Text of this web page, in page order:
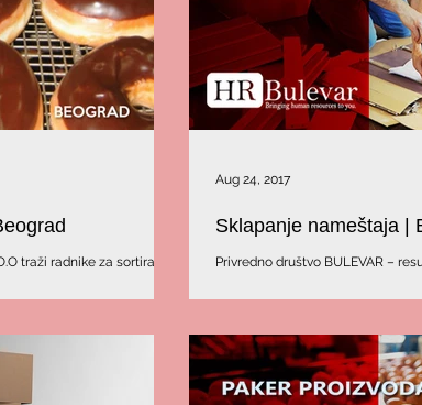
radnike za sortiranje i
Sklapanje nameštaja |
Privredno društvo BULEVAR –
Aug 24, 2017